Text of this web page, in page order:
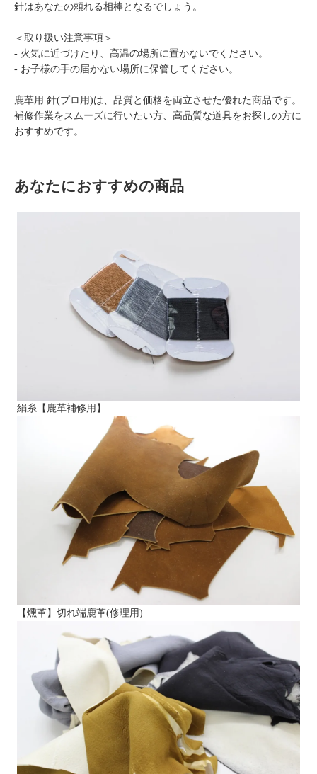
針はあなたの頼れる相棒となるでしょう。
＜取り扱い注意事項＞
- 火気に近づけたり、高温の場所に置かないでください。
- お子様の手の届かない場所に保管してください。
鹿革用 針(プロ用)は、品質と価格を両立させた優れた商品です。
補修作業をスムーズに行いたい方、高品質な道具をお探しの方に
おすすめです。
あなたにおすすめの商品
絹糸【鹿革補修用】
【燻革】切れ端鹿革(修理用)